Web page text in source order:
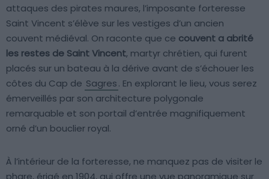
attaques des pirates maures, l’imposante forteresse
Saint Vincent s’élève sur les vestiges d’un ancien
couvent médiéval. On raconte que ce couvent a abrité
les restes de Saint Vincent, martyr chrétien, qui furent
placés sur un bateau à la dérive avant de s’échouer les
côtes du Cap de Sagres. En explorant le lieu, vous serez
émerveillés par son architecture polygonale
remarquable et son portail d’entrée magnifiquement
orné d’un bouclier royal.
À l’intérieur de la forteresse, ne manquez pas de visiter le
phare, érigé en 1904, qui offre une vue panoramique sur